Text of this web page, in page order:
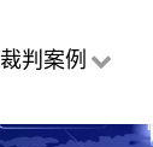
裁判案例